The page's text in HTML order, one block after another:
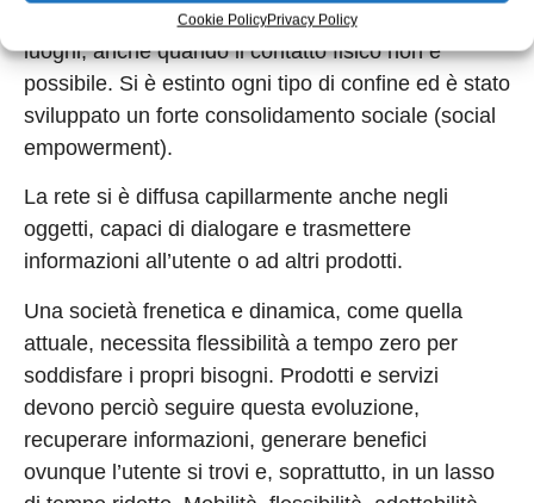
Cookie PolicyPrivacy Policy
permesso il dialogo attivo tra persone in diversi
luoghi, anche quando il contatto fisico non è
possibile. Si è estinto ogni tipo di confine ed è stato
sviluppato un forte consolidamento sociale (social
empowerment).
La rete si è diffusa capillarmente anche negli
oggetti, capaci di dialogare e trasmettere
informazioni all’utente o ad altri prodotti.
Una società frenetica e dinamica, come quella
attuale, necessita flessibilità a tempo zero per
soddisfare i propri bisogni. Prodotti e servizi
devono perciò seguire questa evoluzione,
recuperare informazioni, generare benefici
ovunque l’utente si trovi e, soprattutto, in un lasso